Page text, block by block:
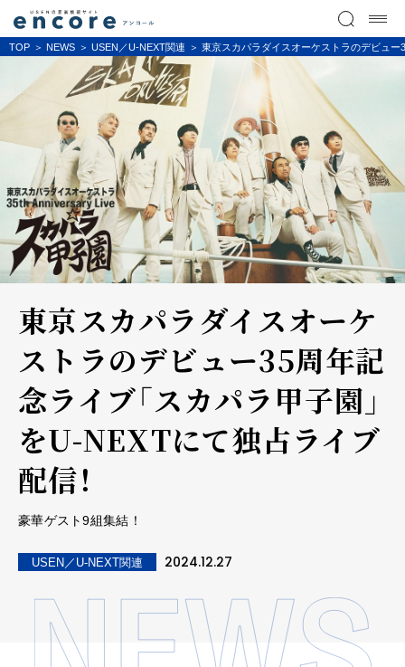
TOP NEWS USEN／U-NEXT関連 東京スカパラダイスオーケストラのデビュ
東京スカパラダイスオーケ
ストラのデビュー35周年記
念ライブ「スカパラ甲子園」
をU-NEXTにて独占ライブ
配信！
豪華ゲスト9組集結！
USEN／U-NEXT関連 2024.12.27